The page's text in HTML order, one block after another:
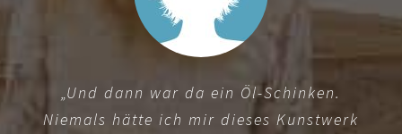
„Und dann war da ein Öl-Schinken.
Niemals hätte ich mir dieses Kunstwerk